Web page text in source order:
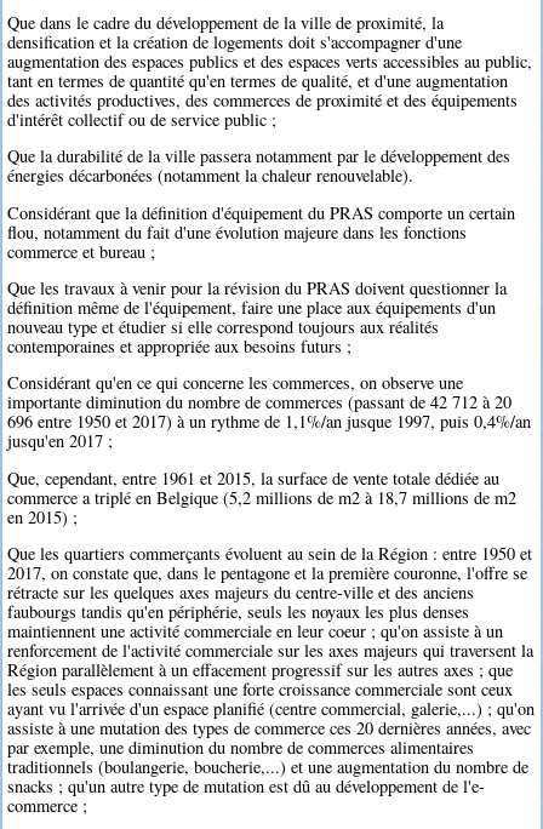
Que dans le cadre du développement de la ville de proximité, la
densification et la création de logements doit s'accompagner d'une
augmentation des espaces publics et des espaces verts accessibles au public,
tant en termes de quantité qu'en termes de qualité, et d'une augmentation
des activités productives, des commerces de proximité et des équipements
d'intérêt collectif ou de service public ;
Que la durabilité de la ville passera notamment par le développement des
énergies décarbonées (notamment la chaleur renouvelable).
Considérant que la définition d'équipement du PRAS comporte un certain
flou, notamment du fait d'une évolution majeure dans les fonctions
commerce et bureau ;
Que les travaux à venir pour la révision du PRAS doivent questionner la
définition même de l'équipement, faire une place aux équipements d'un
nouveau type et étudier si elle correspond toujours aux réalités
contemporaines et appropriée aux besoins futurs ;
Considérant qu'en ce qui concerne les commerces, on observe une
importante diminution du nombre de commerces (passant de 42 712 à 20
696 entre 1950 et 2017) à un rythme de 1,1%/an jusque 1997, puis 0,4%/an
jusqu'en 2017 ;
Que, cependant, entre 1961 et 2015, la surface de vente totale dédiée au
commerce a triplé en Belgique (5,2 millions de m2 à 18,7 millions de m2
en 2015) ;
Que les quartiers commerçants évoluent au sein de la Région : entre 1950 et
2017, on constate que, dans le pentagone et la première couronne, l'offre se
rétracte sur les quelques axes majeurs du centre-ville et des anciens
faubourgs tandis qu'en périphérie, seuls les noyaux les plus denses
maintiennent une activité commerciale en leur coeur ; qu'on assiste à un
renforcement de l'activité commerciale sur les axes majeurs qui traversent la
Région parallèlement à un effacement progressif sur les autres axes ; que
les seuls espaces connaissant une forte croissance commerciale sont ceux
ayant vu l'arrivée d'un espace planifié (centre commercial, galerie,...) ; qu'on
assiste à une mutation des types de commerce ces 20 dernières années, avec
par exemple, une diminution du nombre de commerces alimentaires
traditionnels (boulangerie, boucherie,...) et une augmentation du nombre de
snacks ; qu'un autre type de mutation est dû au développement de l'e-
commerce ;